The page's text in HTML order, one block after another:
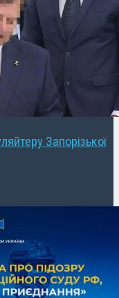
Запорізької